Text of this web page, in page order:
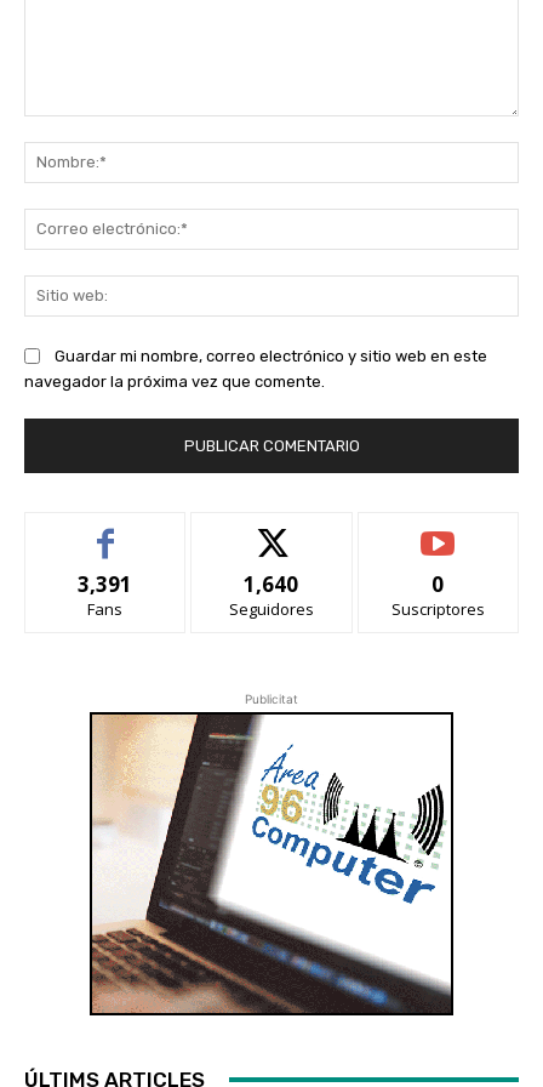
Guardar mi nombre, correo electrónico y sitio web en este
navegador la próxima vez que comente.
3,391
Fans
1,640
Seguidores
0
Suscriptores
Publicitat
ÚLTIMS ARTICLES